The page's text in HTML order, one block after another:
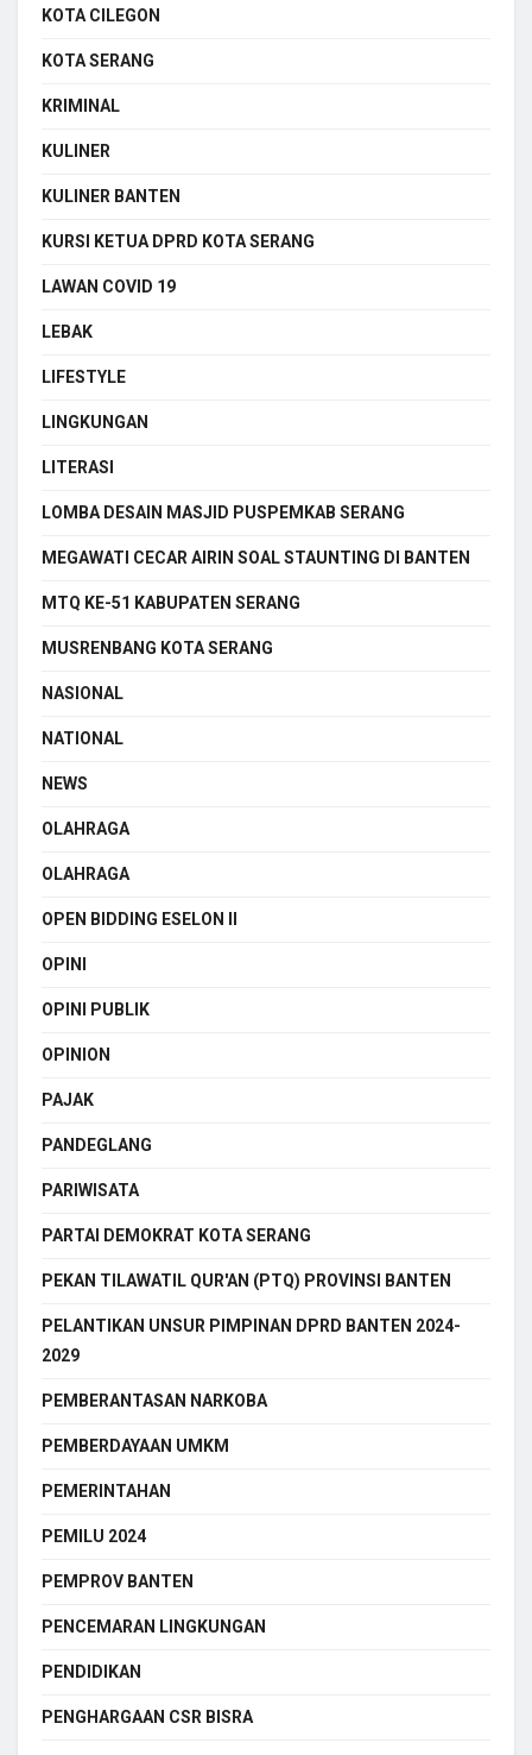
KOTA CILEGON
KOTA SERANG
KRIMINAL
KULINER
KULINER BANTEN
KURSI KETUA DPRD KOTA SERANG
LAWAN COVID 19
LEBAK
LIFESTYLE
LINGKUNGAN
LITERASI
LOMBA DESAIN MASJID PUSPEMKAB SERANG
MEGAWATI CECAR AIRIN SOAL STAUNTING DI BANTEN
MTQ KE-51 KABUPATEN SERANG
MUSRENBANG KOTA SERANG
NASIONAL
NATIONAL
NEWS
OLAHRAGA
OLAHRAGA
OPEN BIDDING ESELON II
OPINI
OPINI PUBLIK
OPINION
PAJAK
PANDEGLANG
PARIWISATA
PARTAI DEMOKRAT KOTA SERANG
PEKAN TILAWATIL QUR'AN (PTQ) PROVINSI BANTEN
PELANTIKAN UNSUR PIMPINAN DPRD BANTEN 2024-
2029
PEMBERANTASAN NARKOBA
PEMBERDAYAAN UMKM
PEMERINTAHAN
PEMILU 2024
PEMPROV BANTEN
PENCEMARAN LINGKUNGAN
PENDIDIKAN
PENGHARGAAN CSR BISRA